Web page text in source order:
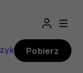
Pobierz